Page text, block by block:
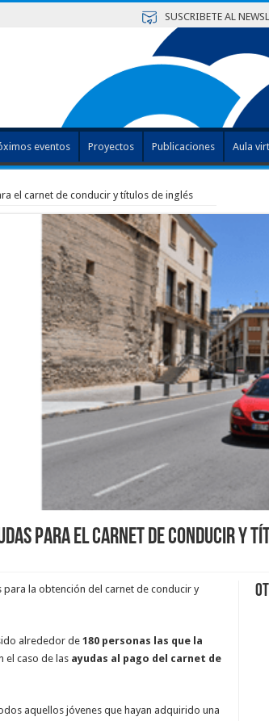
SUSCRIBETE AL
eventos Proyectos Publicaciones Aula
el carnet de conducir y títulos de inglés
para el carnet de conducir y
la obtención del carnet de conducir y
alrededor de 180 personas las que la
el caso de las ayudas al pago del carnet de
aquellos jóvenes que hayan adquirido una